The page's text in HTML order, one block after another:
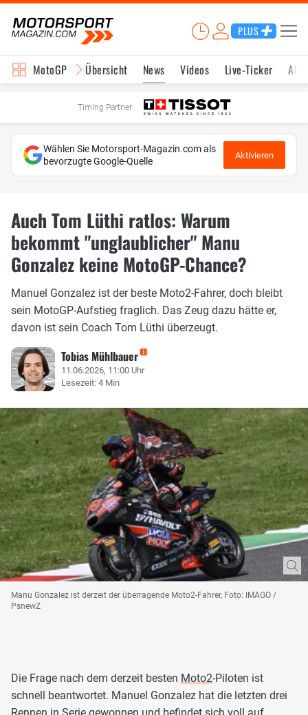
PLUS
MotoGP Übersicht News Videos Live-Ticker
Timing Partner
Wählen Sie Motorsport-Magazin.com als
bevorzugte Google-Quelle
Aktivieren
Auch Tom Lüthi ratlos: Warum
bekommt "unglaublicher" Manu
Gonzalez keine MotoGP-Chance?
Manuel Gonzalez ist der beste Moto2-Fahrer, doch bleibt
sein MotoGP-Aufstieg fraglich. Das Zeug dazu hätte er,
davon ist sein Coach Tom Lüthi überzeugt.
Tobias Mühlbauer
11.06.2026, 11:00 Uhr
Lesezeit: 4 Min
Manu Gonzalez ist derzeit der überragende Moto2-Fahrer, Foto: IMAGO /
PsnewZ
Die Frage nach dem derzeit besten Moto2-Piloten ist
schnell beantwortet. Manuel Gonzalez hat die letzten drei